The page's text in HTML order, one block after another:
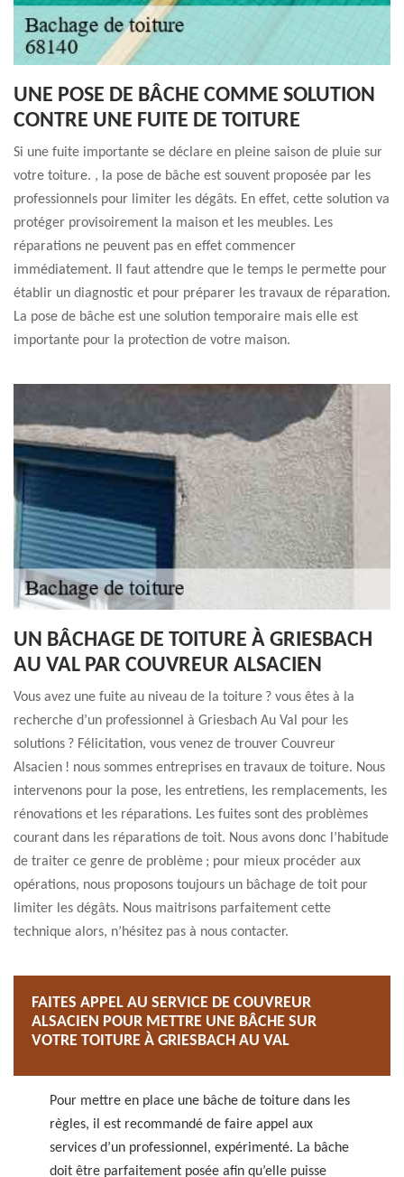
UNE POSE DE BÂCHE COMME SOLUTION
CONTRE UNE FUITE DE TOITURE
Si une fuite importante se déclare en pleine saison de pluie sur
votre toiture. , la pose de bâche est souvent proposée par les
professionnels pour limiter les dégâts. En effet, cette solution va
protéger provisoirement la maison et les meubles. Les
réparations ne peuvent pas en effet commencer
immédiatement. Il faut attendre que le temps le permette pour
établir un diagnostic et pour préparer les travaux de réparation.
La pose de bâche est une solution temporaire mais elle est
importante pour la protection de votre maison.
UN BÂCHAGE DE TOITURE À GRIESBACH
AU VAL PAR COUVREUR ALSACIEN
Vous avez une fuite au niveau de la toiture ? vous êtes à la
recherche d’un professionnel à Griesbach Au Val pour les
solutions ? Félicitation, vous venez de trouver Couvreur
Alsacien ! nous sommes entreprises en travaux de toiture. Nous
intervenons pour la pose, les entretiens, les remplacements, les
rénovations et les réparations. Les fuites sont des problèmes
courant dans les réparations de toit. Nous avons donc l’habitude
de traiter ce genre de problème ; pour mieux procéder aux
opérations, nous proposons toujours un bâchage de toit pour
limiter les dégâts. Nous maitrisons parfaitement cette
technique alors, n’hésitez pas à nous contacter.
FAITES APPEL AU SERVICE DE COUVREUR
ALSACIEN POUR METTRE UNE BÂCHE SUR
VOTRE TOITURE À GRIESBACH AU VAL
Pour mettre en place une bâche de toiture dans les
règles, il est recommandé de faire appel aux
services d’un professionnel, expérimenté. La bâche
doit être parfaitement posée afin qu’elle puisse